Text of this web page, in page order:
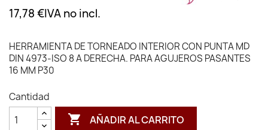
17,78 €IVA no incl.
HERRAMIENTA DE TORNEADO INTERIOR CON PUNTA MD
DIN 4973-ISO 8 A DERECHA. PARA AGUJEROS PASANTES
16 MM P30
Cantidad
 AÑADIR AL CARRITO